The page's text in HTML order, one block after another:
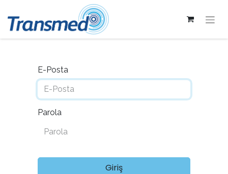
E-Posta
Parola
Giriş